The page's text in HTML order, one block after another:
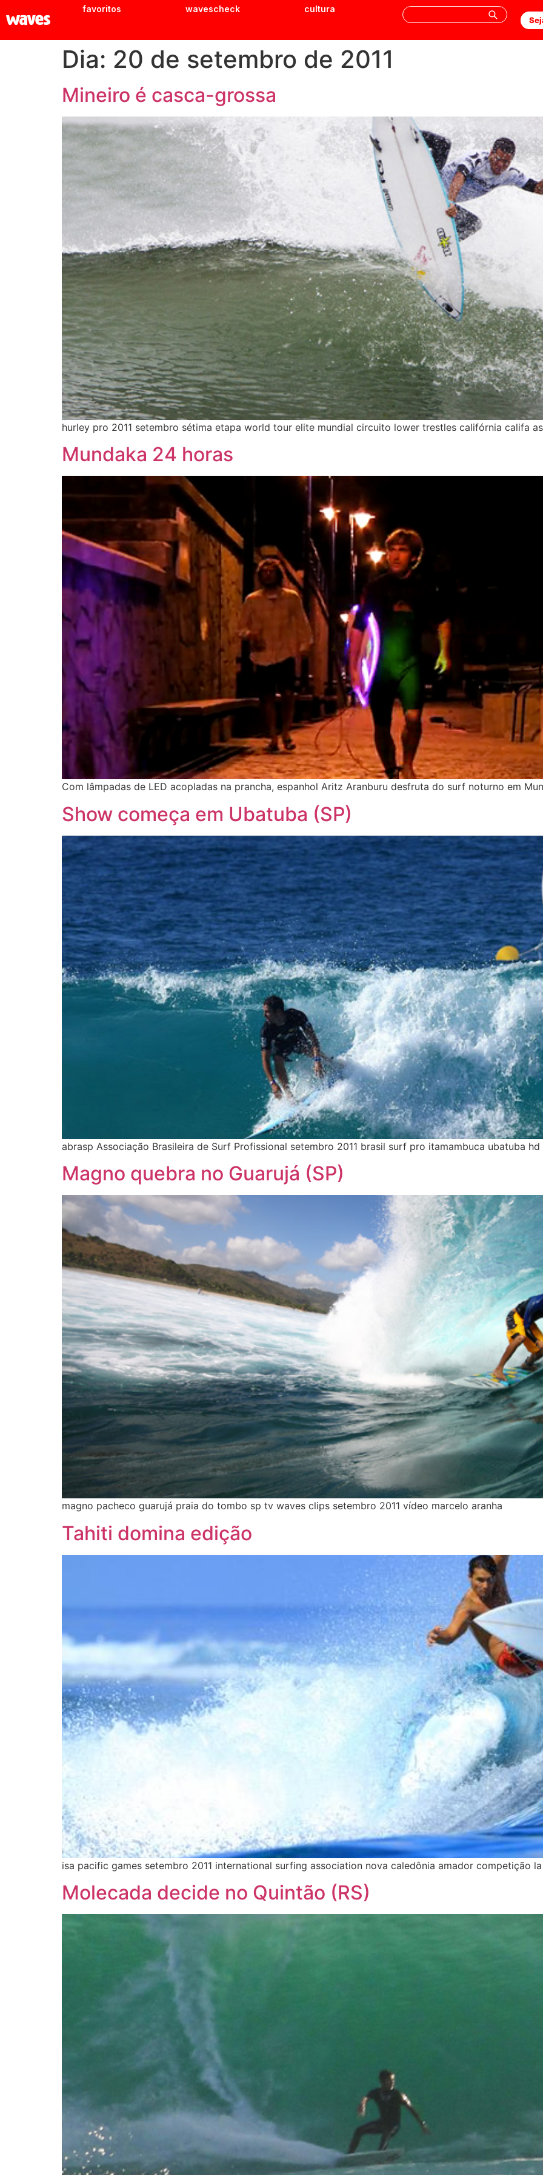
favoritos wavescheck cultura
Dia: 20 de setembro de 2011
Mineiro é casca-grossa
hurley pro 2011 setembro sétima etapa world tour elite mundial circuito lower trestles califórnia califa
Mundaka 24 horas
Com lâmpadas de LED acopladas na prancha, espanhol Aritz Aranburu desfruta do surf noturno em
Show começa em Ubatuba (SP)
abrasp Associação Brasileira de Surf Profissional setembro 2011 brasil surf pro itamambuca ubatuba hd
Magno quebra no Guarujá (SP)
magno pacheco guarujá praia do tombo sp tv waves clips setembro 2011 vídeo marcelo aranha
Tahiti domina edição
isa pacific games setembro 2011 international surfing association nova caledônia amador competição
Molecada decide no Quintão (RS)